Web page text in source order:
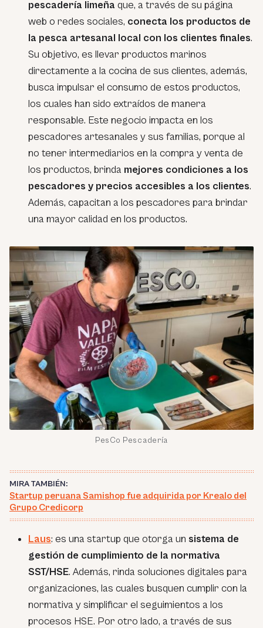
pescadería limeña que, a través de su página
web o redes sociales, conecta los productos de
la pesca artesanal local con los clientes finales.
Su objetivo, es llevar productos marinos
directamente a la cocina de sus clientes, además,
busca impulsar el consumo de estos productos,
los cuales han sido extraídos de manera
responsable. Este negocio impacta en los
pescadores artesanales y sus familias, porque al
no tener intermediarios en la compra y venta de
los productos, brinda mejores condiciones a los
pescadores y precios accesibles a los clientes.
Además, capacitan a los pescadores para brindar
una mayor calidad en los productos.
PesCo Pescadería
MIRA TAMBIÉN:
Startup peruana Samishop fue adquirida por Krealo del
Grupo Credicorp
Laus: es una startup que otorga un sistema de
gestión de cumplimiento de la normativa
SST/HSE. Además, rinda soluciones digitales para
organizaciones, las cuales busquen cumplir con la
normativa y simplificar el seguimientos a los
procesos HSE. Por otro lado, a través de sus